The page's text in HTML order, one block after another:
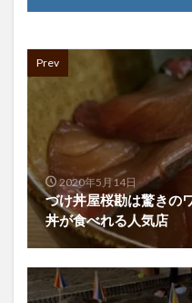
Prev
2020年5月14日
づけ丼屋桜勘は驚きの
丼が食べれる人気店